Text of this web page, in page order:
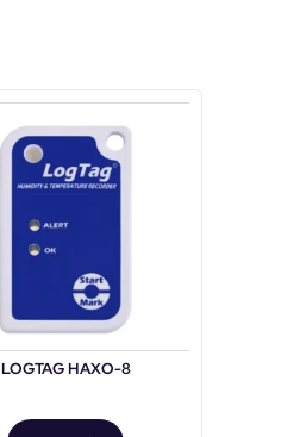
LOGTAG HAXO-8